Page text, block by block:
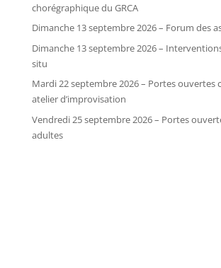
chorégraphique du GRCA
Dimanche 13 septembre 2026 – Forum des
Dimanche 13 septembre 2026 –
situ
Mardi 22 septembre 2026 – Portes ouvertes
atelier d’improvisation
Vendredi 25 septembre 2026 – Portes
adultes